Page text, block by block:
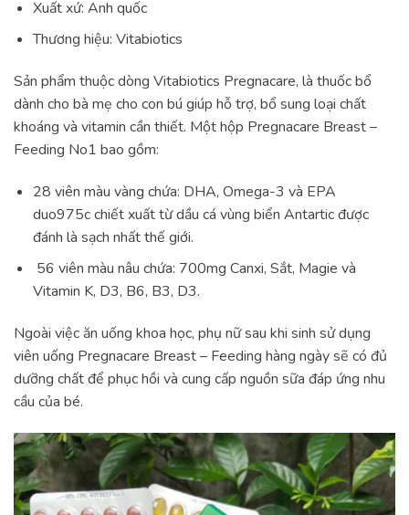
Xuất xứ: Anh quốc
Thương hiệu: Vitabiotics
Sản phẩm thuộc dòng Vitabiotics Pregnacare, là thuốc bổ
dành cho bà mẹ cho con bú giúp hỗ trợ, bổ sung loại chất
khoáng và vitamin cần thiết. Một hộp Pregnacare Breast –
Feeding No1 bao gồm:
28 viên màu vàng chứa: DHA, Omega-3 và EPA
duo975c chiết xuất từ dầu cá vùng biển Antartic được
đánh là sạch nhất thế giới.
56 viên màu nâu chứa: 700mg Canxi, Sắt, Magie và
Vitamin K, D3, B6, B3, D3.
Ngoài việc ăn uống khoa học, phụ nữ sau khi sinh sử dụng
viên uống Pregnacare Breast – Feeding hàng ngày sẽ có đủ
dưỡng chất để phục hồi và cung cấp nguồn sữa đáp ứng nhu
cầu của bé.